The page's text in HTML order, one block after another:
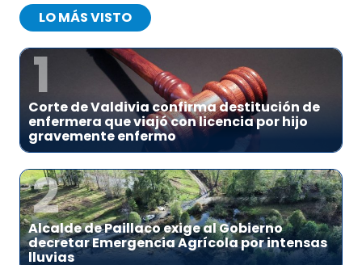
LO MÁS VISTO
1
Corte de Valdivia confirma destitución de
enfermera que viajó con licencia por hijo
gravemente enfermo
2
Alcalde de Paillaco exige al Gobierno
decretar Emergencia Agrícola por intensas
lluvias